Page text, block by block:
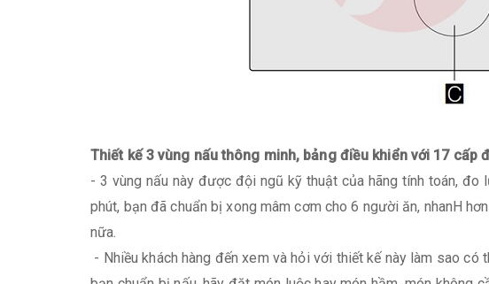
Thiết kế 3 vùng nấu thông minh, bảng điều khiển với 17 cấp
- 3 vùng nấu này được đội ngũ kỹ thuật của hãng tính toán, đo
phút, bạn đã chuẩn bị xong mâm cơm cho 6 người ăn, nhanH
nữa.
- Nhiều khách hàng đến xem và hỏi với thiết kế này làm sao